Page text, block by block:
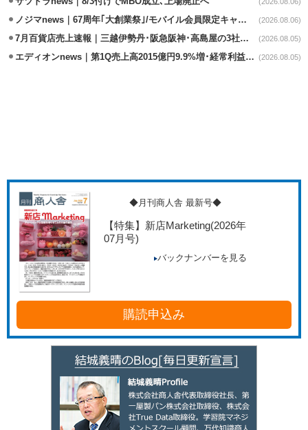
ノジマnews｜67周年｢大創業祭｣/モバイル会員限定キャンペーン実施 (2026.08.06)
7月百貨店売上速報｜三越伊勢丹･阪急阪神･高島屋の3社は増収 (2026.08.05)
エディオンnews｜第1Q売上高2015億円9.9%増･経常利益127.5%増 (2026.08.05)
◆月刊商人舎 最新号◆
【特集】新店Marketing(2026年
07月号)
バックナンバーを見る
購読申込み